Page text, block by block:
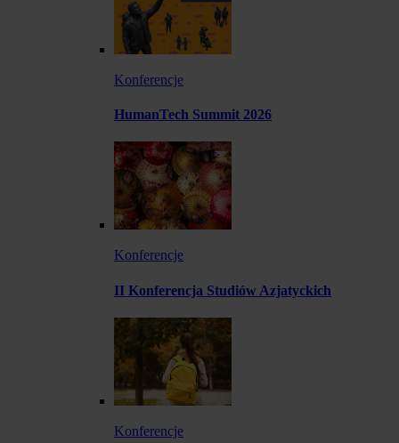
Konferencje
HumanTech Summit 2026
Konferencje
II Konferencja Studiów Azjatyckich
Konferencje